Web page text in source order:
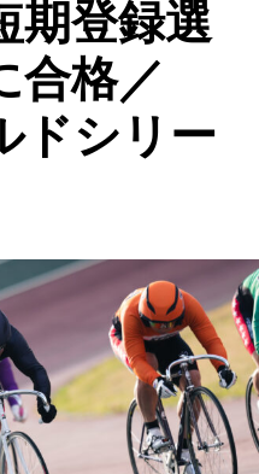
期登録選
合格／
ドシリー